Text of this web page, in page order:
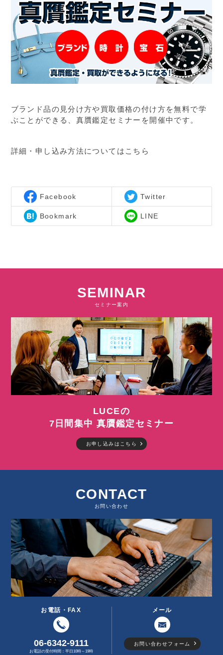
ブランド品の見分け方や買取価格の付け方を無料で学
ぶことができる、真贋鑑定セミナーを開催中です。
詳細・申し込み方法についてはこちら
Facebook Twitter
Bookmark LINE
SEMINAR
セミナー案内
LUCEの
7日間集中 真贋鑑定セミナー
お申し込みはこちら
CONTACT
お問い合わせ
お電話・FAX
06-6342-9111
お電話の受付時間：平日10時～19時
メール
お問い合わせフォーム